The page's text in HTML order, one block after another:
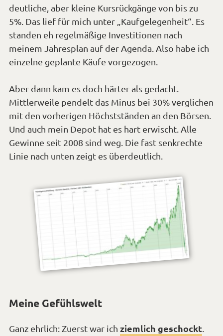
deutliche, aber kleine Kursrückgänge von bis zu
5%. Das lief für mich unter „Kaufgelegenheit“. Es
standen eh regelmäßige Investitionen nach
meinem Jahresplan auf der Agenda. Also habe ich
einzelne geplante Käufe vorgezogen.
Aber dann kam es doch härter als gedacht.
Mittlerweile pendelt das Minus bei 30% verglichen
mit den vorherigen Höchstständen an den Börsen.
Und auch mein Depot hat es hart erwischt. Alle
Gewinne seit 2008 sind weg. Die fast senkrechte
Linie nach unten zeigt es überdeutlich.
Meine Gefühlswelt
Ganz ehrlich: Zuerst war ichziemlich geschockt.